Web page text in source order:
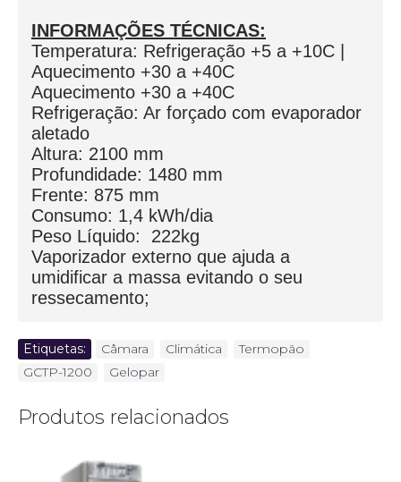
INFORMAÇÕES TÉCNICAS:
Temperatura: Refrigeração +5 a +10C |
Aquecimento +30 a +40C
Aquecimento +30 a +40C
Refrigeração: Ar forçado com evaporador
aletado
Altura: 2100 mm
Profundidade: 1480 mm
Frente: 875 mm
Consumo: 1,4 kWh/dia
Peso Líquido: 222kg
Vaporizador externo que ajuda a
umidificar a massa evitando o seu
ressecamento;
Etiquetas: Câmara Climática Termopão
GCTP-1200
Gelopar
Produtos relacionados